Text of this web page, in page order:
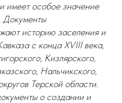
имеет особое значение
Документы
историю заселения и
с конца XVIII века,
Кизлярского,
Нальчикского,
Терской области.
о создании и